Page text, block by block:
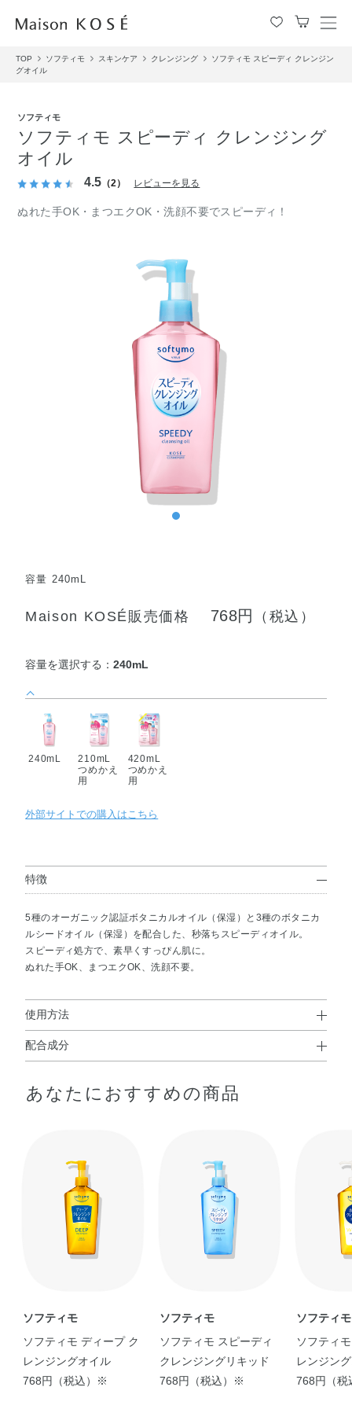
メ
ュ
TOP ソフティモ スキンケア クレンジング
ソフティモ スピーディ クレンジン
グオイル
ソフティモ
ソフティモ スピーディ クレンジング
オイル
4.5 （2） レビューを見る
ぬれた手OK・まつエクOK・洗顔不要でスピーディ！
容量 240mL
Maison KOSÉ販売価格 768円 （税込）
容量を選択する：240mL
240mL
210mL
つめかえ
用
420mL
つめかえ
用
外部サイトでの購入はこちら
特徴
5種のオーガニック認証ボタニカルオイル（保湿）と3種のボタニカ
ルシードオイル（保湿）を配合した、秒落ちスピーディオイル。
スピーディ処方で、素早くすっぴん肌に。
ぬれた手OK、まつエクOK、洗顔不要。
使用方法
使用方法
●手のひらに適量（ポンプ2～3回押し程度）をとり、メイクとよくな
じませたあと、水かぬるま湯で充分に洗い流します。
配合成分
エチルヘキサン酸セチル・シクロペンタシロキサン・水・
キサン－1，4－ジカルボン酸ビスエトキシジグリコール・
ジカプリン酸PG・スクワラン・トウモロコシ胚芽油・ミリ
スチン酸イソプロピル・フェノキシエタノール
あなたにおすすめの商品
ソフティモ
ソフティモ ディープ ク
レンジングオイル
768円（税込）※
ソフティモ
ソフティモ スピーディ
クレンジングリキッド
768円（税込）※
ソフティモ
ソフティ
レンジン
768円（